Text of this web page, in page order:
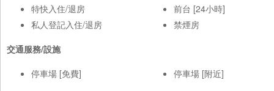
特快入住/退房
私人登記入住/退房
前台 [24小時]
禁煙房
交通服務/設施
停車場 [免費]
停車場 [附近]